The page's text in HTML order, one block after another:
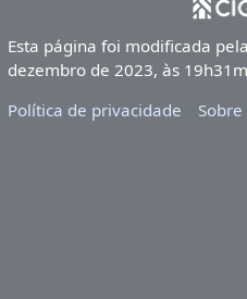
Esta página foi modificada
dezembro de 2023, às
Política de privacidade